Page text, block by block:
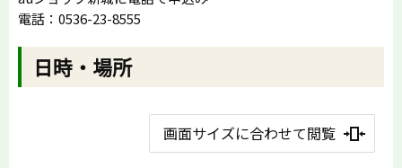
電話：0536-23-8555
日時・場所
画面サイズに合わせて閲覧